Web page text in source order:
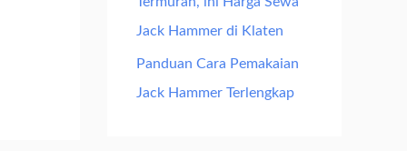
Jack Hammer di Klaten
Panduan Cara Pemakaian
Jack Hammer Terlengkap